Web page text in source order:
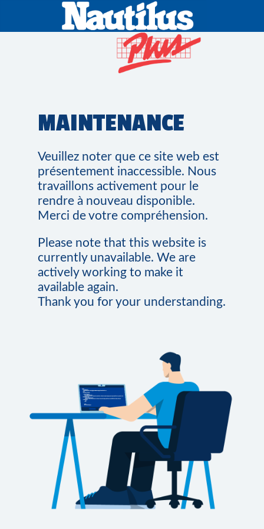
MAINTENANCE
Veuillez noter que ce site web est
présentement inaccessible. Nous
travaillons activement pour le
rendre à nouveau disponible.
Merci de votre compréhension.
Please note that this website is
currently unavailable. We are
actively working to make it
available again.
Thank you for your understanding.